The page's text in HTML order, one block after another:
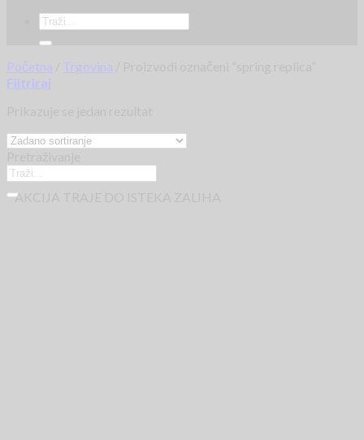
Početna Trgovina
Filtriraj
AKCIJA TRAJE DO ISTEKA ZALIHA